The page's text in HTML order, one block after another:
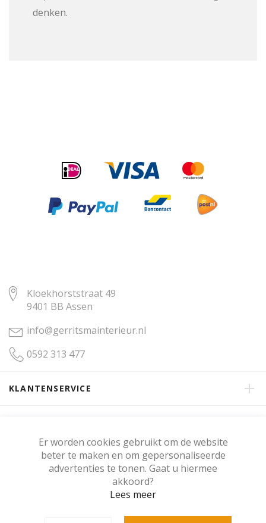
Er worden cookies gebruikt om de website
beter te maken en om gepersonaliseerde
advertenties te tonen. Gaat u hiermee
akkoord?
Lees meer
denken.
Kloekhorststraat 49
9401 BB Assen
info@gerritsmainterieur.nl
0592 313 477
KLANTENSERVICE
KLANTENBEOORDELING